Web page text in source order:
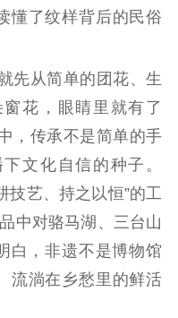
文化产业
紫艺舞台
文明培育
懂了纹样背后的民俗
从简单的团花、生
花，眼睛里就有了
，传承不是简单的手
文化自信的种子。
技艺、持之以恒”的工
中对骆马湖、三台山
，非遗不是博物馆
流淌在乡愁里的鲜活